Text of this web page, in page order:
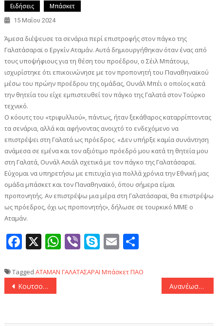
Ειδήσεις Μπάσκετ
15 Μαΐου 2024
Άμεσα διέψευσε τα σενάρια περί επιστροφής στον πάγκο της
Γαλατάσαραϊ ο Εργκίν Αταμάν. Αυτά δημιουργήθηκαν όταν ένας από
τους υποψήφιους για τη θέση του προέδρου, ο Σέιλ Μπάτουμ,
ισχυρίστηκε ότι επικοινώνησε με τον προπονητή του Παναθηναϊκού
μέσω του πρώην προέδρου της ομάδας, Ουνάλ Μπέι ο οποίος κατά
την θητεία του είχε εμπιστευθεί τον πάγκο της Γαλατά στον Τούρκο
τεχνικό.
Ο κόουτς του «τριφυλλιού», πάντως, ήταν ξεκάθαρος καταρρίπτοντας
τα σενάρια, αλλά και αφήνοντας ανοιχτό το ενδεχόμενο να
επιστρέψει στη Γαλατά ως πρόεδρος. «Δεν υπήρξε καμία συνάντηση
ανάμεσα σε εμένα και τον αξιότιμο πρόεδρό μου κατά τη θητεία μου
στη Γαλατά, Ουνάλ Ασιάλ σχετικά με τον πάγκο της Γαλατάσαραϊ.
Εύχομαι να υπηρετήσω με επιτυχία για πολλά χρόνια την Εθνική μας
ομάδα μπάσκετ και τον Παναθηναϊκό, όπου σήμερα είμαι
προπονητής. Αν επιστρέψω μια μέρα στη Γαλατάσαραϊ, θα επιστρέψω
ως πρόεδρος, όχι ως προπονητής», δήλωσε σε τουρκικό ΜΜΕ ο
Αταμάν.
Facebook
X WhatsApp
ViberSkype
Email
Tagged ΑΤΑΜΑΝ ΓΑΛΑΤΑΣΑΡΑΙ ΜπάσκετΠΑΟ
Πλοήγηση
Κουτσογούλας: «Να παίξω με την πρώτη ομάδα του Ολυμπιακού» Ανανέωσε ο Μλάντεν μέχρι το 2026 με τον Παναιτωλικό